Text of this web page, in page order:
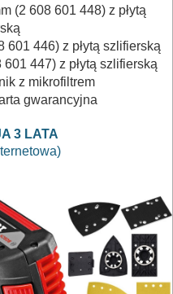
(2 608 601 448) z płytą
601 446) z płytą szlifierską
447) z płytą szlifierską
z mikrofiltrem
gwarancyjna
3 LATA